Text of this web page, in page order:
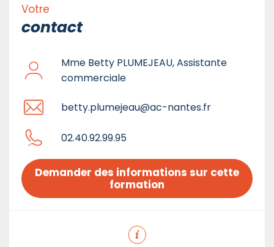
Votre
contact
Mme Betty PLUMEJEAU, Assistante
commerciale
betty.plumejeau@ac-nantes.fr
02.40.92.99.95
Demander des informations sur cette
formation